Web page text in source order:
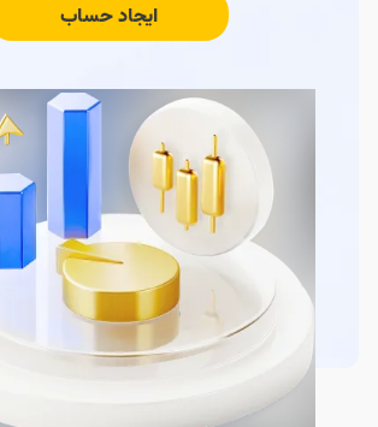
ایجاد حساب